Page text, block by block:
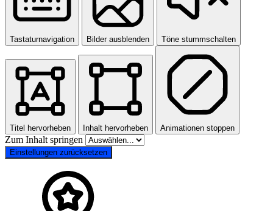
Tastaturnavigation Bilder ausblenden Töne stummschalten
Titel hervorheben Inhalt hervorheben Animationen stoppen
Zum Inhalt springen
Einstellungen zurücksetzen